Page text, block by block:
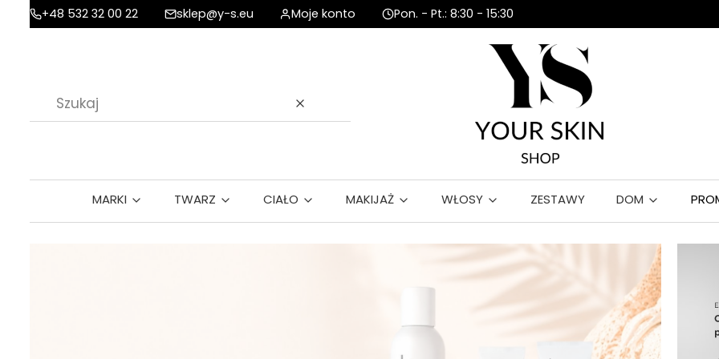
+48 532 32 00 22 sklep@y-s.eu Moje konto Pon. - Pt.: 8:30 - 15:30
Wyczyść
MARKI TWARZ CIAŁO MAKIJAŻ WŁOSY ZESTAWY DOM